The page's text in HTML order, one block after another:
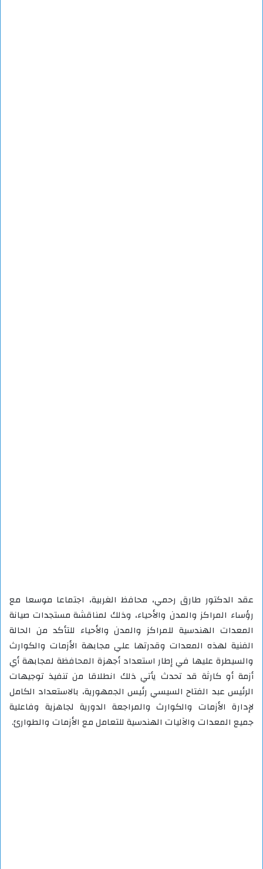
عقد الدكتور طارق رحمي، محافظ الغربية، اجتماعا موسعا مع
رؤساء المراكز والمدن والأحياء، وذلك لمناقشة مستجدات صيانة
المعدات الهندسية للمراكز والمدن والأحياء للتأكد من الحالة
الفنية لهذه المعدات وقدرتها علي مجابهة الأزمات والكوارث
والسيطرة عليها في إطار استعداد أجهزة المحافظة لمجابهة أي
أزمة أو كارثة قد تحدث يأتي ذلك انطلاقا من تنفيذ توجيهات
الرئيس عبد الفتاح السيسي رئيس الجمهورية، بالاستعداد الكامل
لإدارة الأزمات والكوارث والمراجعة الدورية لجاهزية وفاعلية
جميع المعدات والآليات الهندسية للتعامل مع الأزمات والطوارئ.